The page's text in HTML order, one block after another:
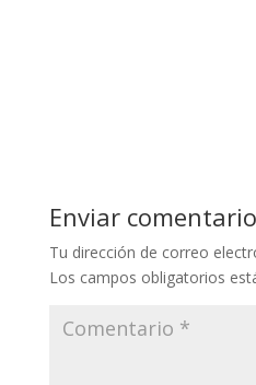
Enviar comentario
Tu dirección de correo
Los campos obligatorios